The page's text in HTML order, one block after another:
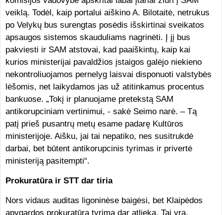
veiklą. Todėl, kaip portalui aiškino A. Bilotaitė, netrukus
po Velykų bus surengtas posėdis išskirtinai sveikatos
apsaugos sistemos skauduliams nagrinėti. Į jį bus
pakviesti ir SAM atstovai, kad paaiškintų, kaip kai
kurios ministerijai pavaldžios įstaigos galėjo niekieno
nekontroliuojamos pernelyg laisvai disponuoti valstybės
lėšomis, net laikydamos jas už atitinkamus procentus
bankuose. „Tokį ir planuojame pretekstą SAM
antikorupciniam vertinimui, - sakė Seimo narė. – Tą
patį prieš pusantrų metų esame padarę Kultūros
ministerijoje. Aišku, jai tai nepatiko, nes susitrukdė
darbai, bet būtent antikorupcinis tyrimas ir privertė
ministeriją pasitempti“.
Prokuratūra ir STT dar tiria
Nors vidaus auditas ligoninėse baigėsi, bet Klaipėdos
apygardos prokuratūra tyrimą dar atlieka. Tai yra,